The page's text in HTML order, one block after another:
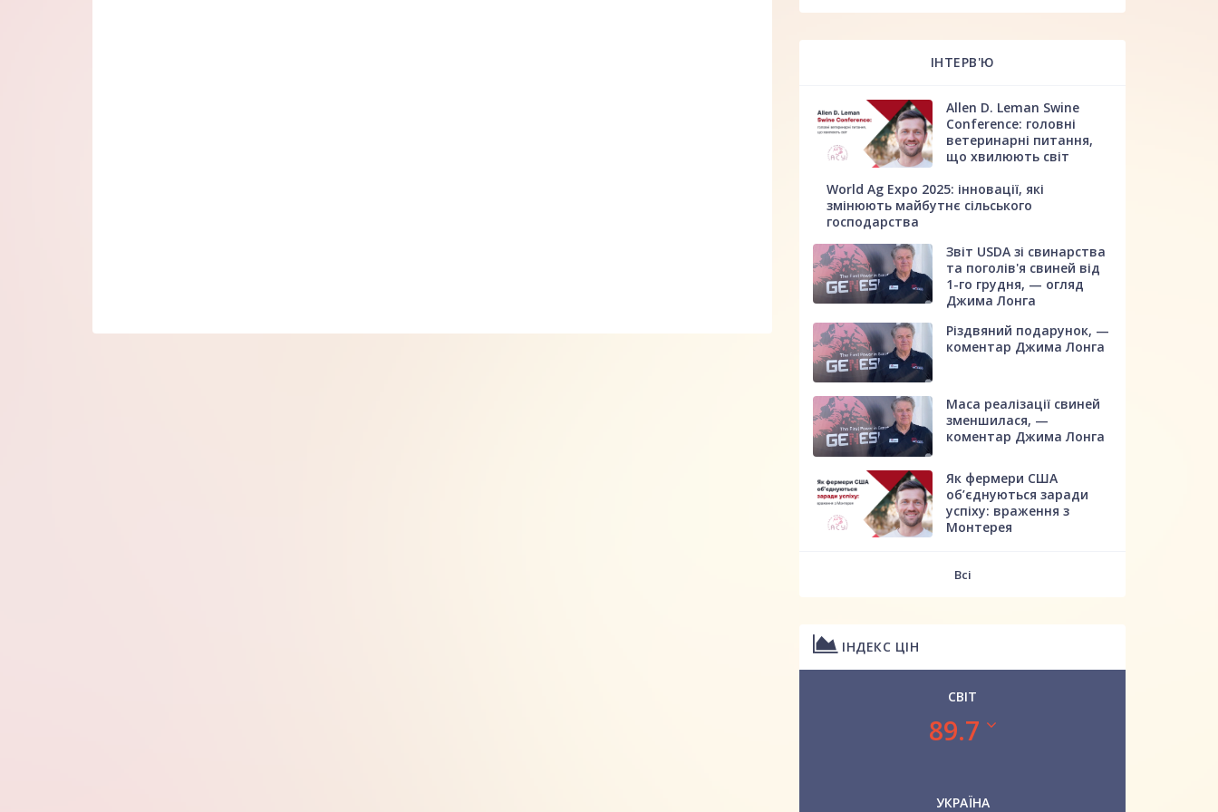
ІНТЕРВ'Ю
Allen D. Leman Swine
Conference: головні
ветеринарні питання,
що хвилюють світ
World Ag Expo 2025: інновації, які
змінюють майбутнє сільського
господарства
Звіт USDA зі свинарства
та поголів'я свиней від
1-го грудня, — огляд
Джима Лонга
Різдвяний подарунок, —
коментар Джима Лонга
Маса реалізації свиней
зменшилася, —
коментар Джима Лонга
Як фермери США
об’єднуються заради
успіху: враження з
Монтерея
Всі
ІНДЕКС ЦІН
СВІТ
89.7
УКРАЇНА